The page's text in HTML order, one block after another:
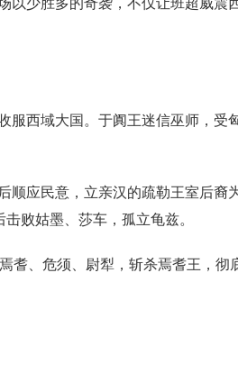
少胜多的奇袭，不仅让班超威震
西域大国。于阗王迷信巫师，受
应民意，立亲汉的疏勒王室后
败姑墨、莎车，孤立龟兹。
耆、危须、尉犁，斩杀焉耆王，